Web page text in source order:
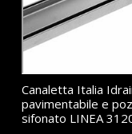
Canaletta Italia
pavimentabile e
sifonato LINEA